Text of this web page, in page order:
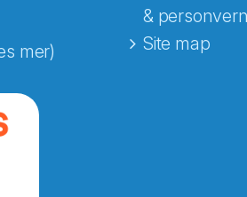
mer)
& personvern
Site map